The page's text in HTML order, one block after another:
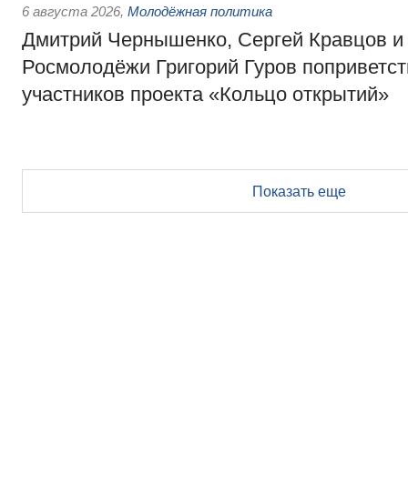
6 августа 2026, Молодёжная политика
Дмитрий Чернышенко, Сергей Кравцов и
Росмолодёжи Григорий Гуров
участников проекта «Кольцо открытий»
Показать еще